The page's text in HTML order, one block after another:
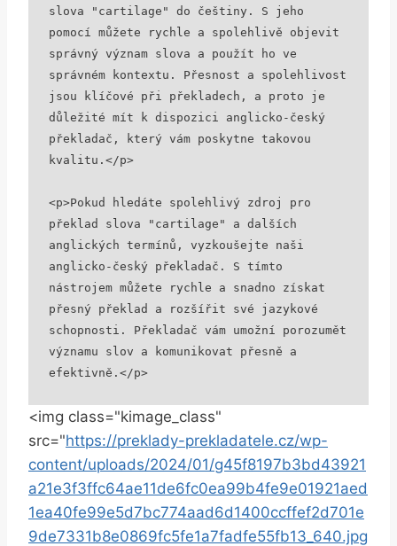
slova "cartilage" do češtiny. S jeho
pomocí můžete rychle a spolehlivě objevit
správný význam slova a použít ho ve
správném kontextu. Přesnost a spolehlivost
jsou klíčové při překladech, a proto je
důležité mít k dispozici anglicko-český
překladač, který vám poskytne takovou
kvalitu.</p>
<p>Pokud hledáte spolehlivý zdroj pro
překlad slova "cartilage" a dalších
anglických termínů, vyzkoušejte naši
anglicko-český překladač. S tímto
nástrojem můžete rychle a snadno získat
přesný překlad a rozšířit své jazykové
schopnosti. Překladač vám umožní porozumět
významu slov a komunikovat přesně a
efektivně.</p>
<img class="kimage_class"
src="https://preklady-prekladatele.cz/wp-
content/uploads/2024/01/g45f8197b3bd43921
a21e3f3ffc64ae11de6fc0ea99b4fe9e01921aed
1ea40fe99e5d7bc774aad6d1400ccffef2d701e
9de7331b8e0869fc5fe1a7fadfe55fb13_640.jpg